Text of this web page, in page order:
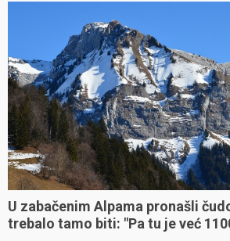
U zabačenim Alpama pronašli
trebalo tamo biti: "Pa tu je već